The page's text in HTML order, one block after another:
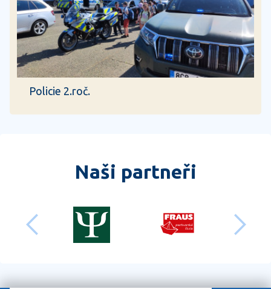
Policie 2.roč.
Naši partneři
předchozí